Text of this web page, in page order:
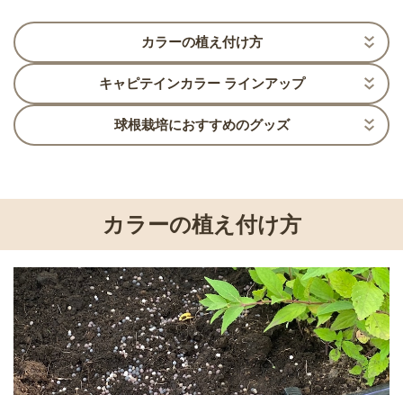
カラーの植え付け方
キャピテインカラー ラインアップ
球根栽培におすすめのグッズ
カラーの植え付け方